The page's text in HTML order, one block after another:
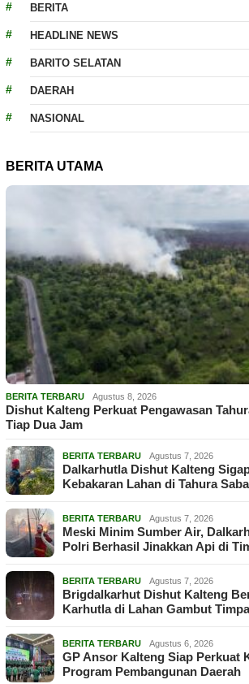
BERITA
HEADLINE NEWS
BARITO SELATAN
DAERAH
NASIONAL
BERITA UTAMA
BERITA TERBARU Agustus 8, 2026
Dishut Kalteng Perkuat Pengawasan
Tiap Dua Jam
BERITA TERBARU Agustus 7, 2026
Dalkarhutla Dishut Kalteng
Kebakaran Lahan di Tahura
BERITA TERBARU Agustus 7, 2026
Meski Minim Sumber Air,
Polri Berhasil Jinakkan Api di
BERITA TERBARU Agustus 7, 2026
Brigdalkarhut Dishut Kalteng
Karhutla di Lahan Gambut
BERITA TERBARU Agustus 6, 2026
GP Ansor Kalteng Siap Perkuat
Program Pembangunan Daerah